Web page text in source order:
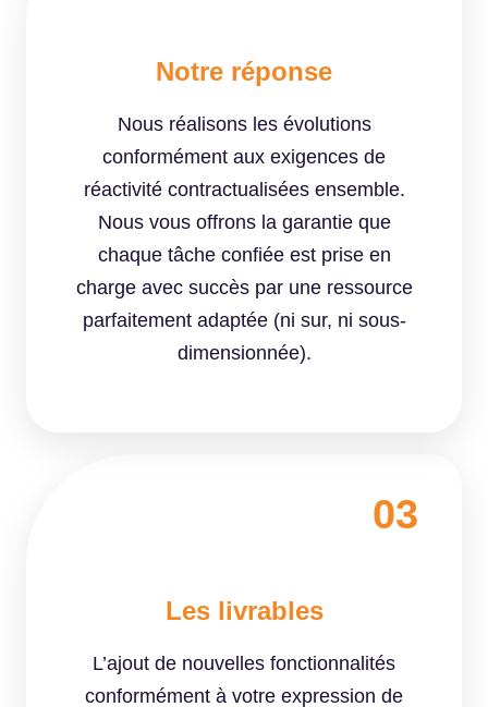
Notre réponse
Nous réalisons les évolutions
conformément aux exigences de
réactivité contractualisées ensemble.
Nous vous offrons la garantie que
chaque tâche confiée est prise en
charge avec succès par une ressource
parfaitement adaptée (ni sur, ni sous-
dimensionnée).
03
Les livrables
L’ajout de nouvelles fonctionnalités
conformément à votre expression de